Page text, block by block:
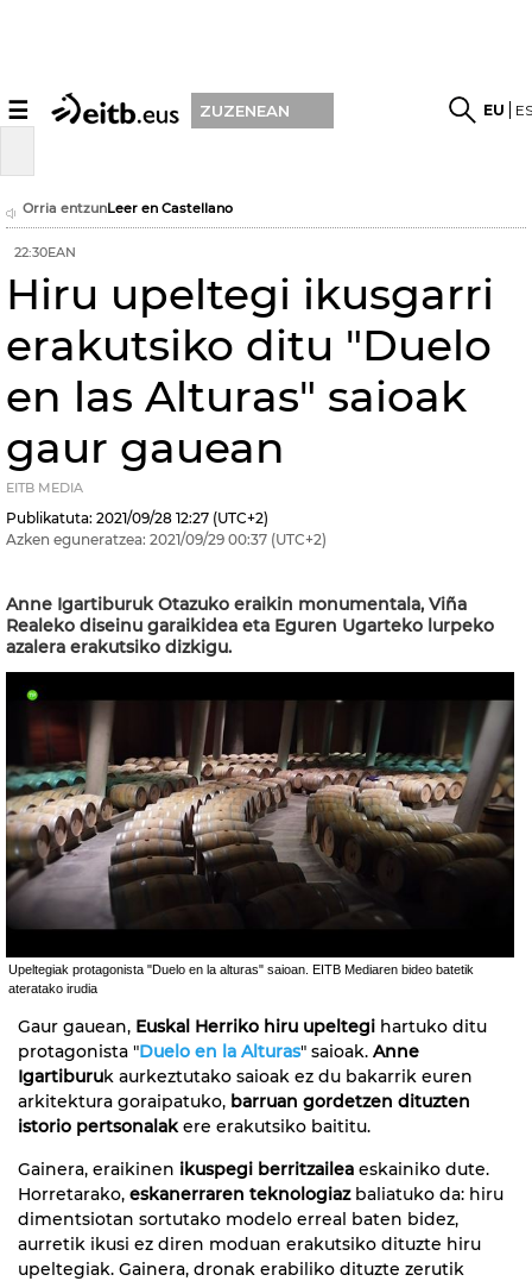
☰ ZUZENEAN EU
Orria entzunLeer en Castellano
22:30EAN
Hiru upeltegi ikusgarri
erakutsiko ditu "Duelo
en las Alturas" saioak
gaur gauean
EITB MEDIA
Publikatuta: 2021/09/28 12:27 (UTC+2)
Azken eguneratzea: 2021/09/29 00:37 (UTC+2)
Anne Igartiburuk Otazuko eraikin monumentala, Viña
Realeko diseinu garaikidea eta Eguren Ugarteko lurpeko
azalera erakutsiko dizkigu.
Upeltegiak protagonista "Duelo en la alturas" saioan. EITB Mediaren bideo batetik
ateratako irudia
Gaur gauean, Euskal Herriko hiru upeltegi hartuko ditu
protagonista "Duelo en la Alturas" saioak. Anne
Igartiburuk aurkeztutako saioak ez du bakarrik euren
arkitektura goraipatuko, barruan gordetzen dituzten
istorio pertsonalakere erakutsiko baititu.
Gainera, eraikinen ikuspegi berritzailea eskainiko dute.
Horretarako, eskanerraren teknologiazbaliatuko da: hiru
dimentsiotan sortutako modelo erreal baten bidez,
aurretik ikusi ez diren moduan erakutsiko dituzte hiru
upeltegiak. Gainera, dronak erabiliko dituzte zerutik